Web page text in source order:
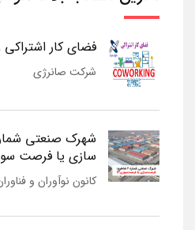
فضای کار اشتراکی
شرکت صانرژی
سازی یا فرصت
کانون نوآوران و